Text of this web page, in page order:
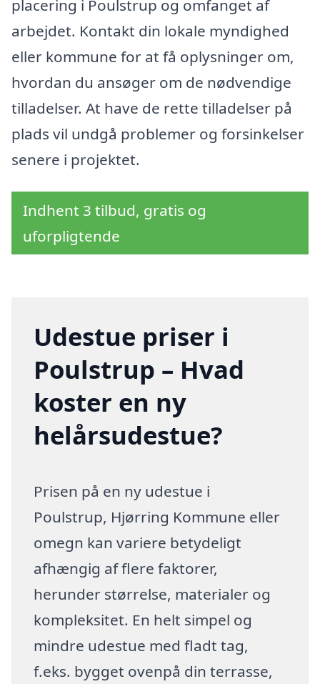
placering i Poulstrup og omfanget af
arbejdet. Kontakt din lokale myndighed
eller kommune for at få oplysninger om,
hvordan du ansøger om de nødvendige
tilladelser. At have de rette tilladelser på
plads vil undgå problemer og forsinkelser
senere i projektet.
Indhent 3 tilbud, gratis og
uforpligtende
Udestue priser i
Poulstrup – Hvad
koster en ny
helårsudestue?
Prisen på en ny udestue i
Poulstrup, Hjørring Kommune eller
omegn kan variere betydeligt
afhængig af flere faktorer,
herunder størrelse, materialer og
kompleksitet. En helt simpel og
mindre udestue med fladt tag,
f.eks. bygget ovenpå din terrasse,